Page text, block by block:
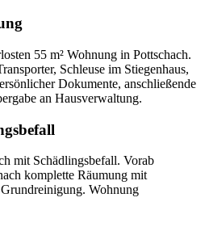
55 m² Wohnung in Pottschach.
Schleuse im Stiegenhaus,
Dokumente, anschließende
an Hausverwaltung.
mit Schädlingsbefall. Vorab
komplette Räumung mit
Wohnung